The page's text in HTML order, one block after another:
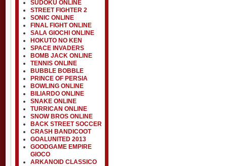
SUDOKU ONLINE
STREET FIGHTER 2
SONIC ONLINE
FINAL FIGHT ONLINE
SALA GIOCHI ONLINE
HOKUTO NO KEN
SPACE INVADERS
BOMB JACK ONLINE
TENNIS ONLINE
BUBBLE BOBBLE
PRINCE OF PERSIA
BOWLING ONLINE
BILIARDO ONLINE
SNAKE ONLINE
TURRICAN ONLINE
SNOW BROS ONLINE
BACK STREET SOCCER
CRASH BANDICOOT
GOALUNITED 2013
GOODGAME EMPIRE
GIOCO
ARKANOID CLASSICO